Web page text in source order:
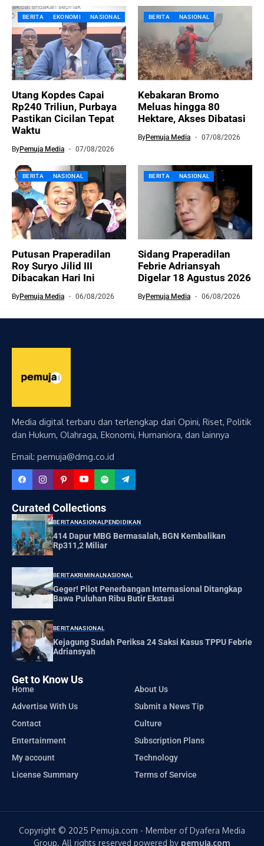
BERITA EKONOMI NASIONAL
Utang Kopdes Capai
Rp240 Triliun, Purbaya
Pastikan Cicilan Tepat
Waktu
ByPemuja Media 07/08/2026
BERITA NASIONAL
Kebakaran Bromo
Meluas hingga 80
Hektare, Akses Dibatasi
ByPemuja Media 07/08/2026
BERITA NASIONAL
Putusan Praperadilan
Roy Suryo Jilid III
Dibacakan Hari Ini
ByPemuja Media 06/08/2026
BERITA NASIONAL
Sidang Praperadilan
Febrie Adriansyah
Digelar 18 Agustus 2026
ByPemuja Media 06/08/2026
Media digital terbaru dan terlengkap dari Opini, Riset, Politik
dan Hukum, Olahraga, Ekonomi, Humaniora, dan lainnya
Email: pemuja@dmg.co.id
Curated Collections
BERITANASIONALPENDIDIKAN
414 Dapur MBG Bermasalah, BGN Kembalikan
Rp311,2 Miliar
BERITAKRIMINALNASIONAL
Geger! Pilot Penerbangan Internasional Ditangkap
Bawa Puluhan Ribu Butir Ekstasi
BERITANASIONAL
Kejagung Sudah Periksa 24 Saksi Kasus TPPU Febrie
Adriansyah
Get to Know Us
Home
About Us
Advertise With Us
Submit a News Tip
Contact
Culture
Entertainment
Subscription Plans
My account
Technology
License Summary
Terms of Service
Copyright © 2025 Pemuja.com - Member of Dyafera Media
Group. All rights reserved powered by pemuja.com